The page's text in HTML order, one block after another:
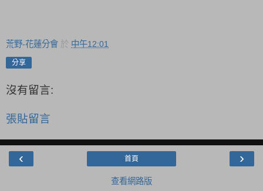
荒野-花蓮分會 於 中午12:01
分享
沒有留言:
張貼留言
‹ ›
首頁
查看網路版